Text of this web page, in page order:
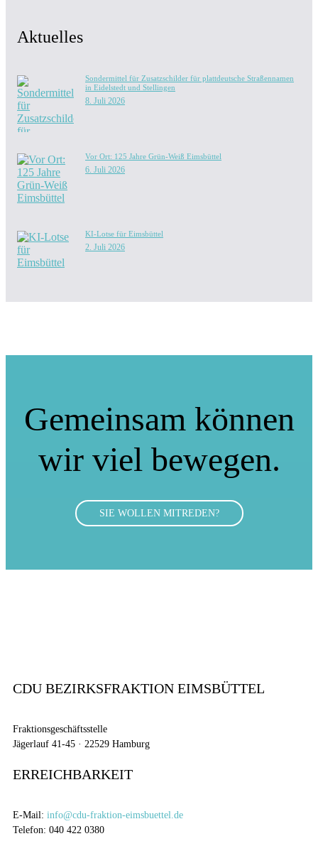
Aktuelles
Sondermittel für Zusatzschilder für plattdeutsche Straßennamen
in Eidelstedt und Stellingen
8. Juli 2026
Vor Ort: 125 Jahre Grün-Weiß Eimsbüttel
6. Juli 2026
KI-Lotse für Eimsbüttel
2. Juli 2026
Gemeinsam können
wir viel bewegen.
SIE WOLLEN MITREDEN?
CDU BEZIRKSFRAKTION EIMSBÜTTEL
Fraktionsgeschäftsstelle
Jägerlauf 41-45 · 22529 Hamburg
ERREICHBARKEIT
E-Mail: info@cdu-fraktion-eimsbuettel.de
Telefon: 040 422 0380